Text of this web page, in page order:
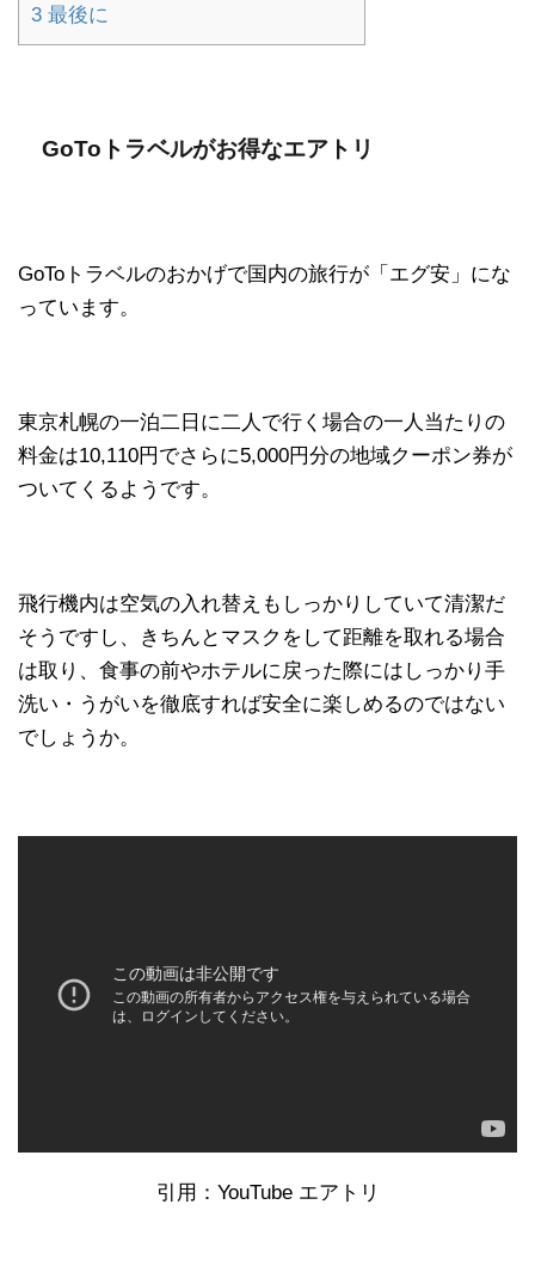
3 最後に
GoToトラベルがお得なエアトリ
GoToトラベルのおかげで国内の旅行が「エグ安」にな
っています。
東京札幌の一泊二日に二人で行く場合の一人当たりの
料金は10,110円でさらに5,000円分の地域クーポン券が
ついてくるようです。
飛行機内は空気の入れ替えもしっかりしていて清潔だ
そうですし、きちんとマスクをして距離を取れる場合
は取り、食事の前やホテルに戻った際にはしっかり手
洗い・うがいを徹底すれば安全に楽しめるのではない
でしょうか。
引用：YouTube エアトリ